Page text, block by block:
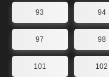
93 94
97 98
101 102